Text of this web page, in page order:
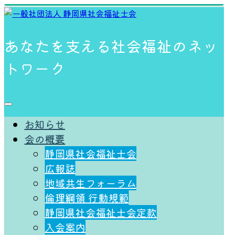
あなたを支える社会福祉のネッ
トワーク
お知らせ
会の概要
静岡県社会福祉士会
広報誌
地域共生フォーラム
倫理綱領 ⾏動規範
静岡県社会福祉士会定款
入会案内